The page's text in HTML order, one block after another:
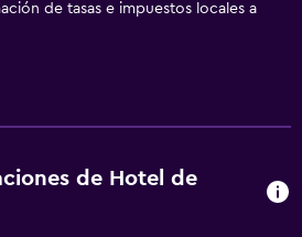
de tasas e impuestos locales a
de Hotel de